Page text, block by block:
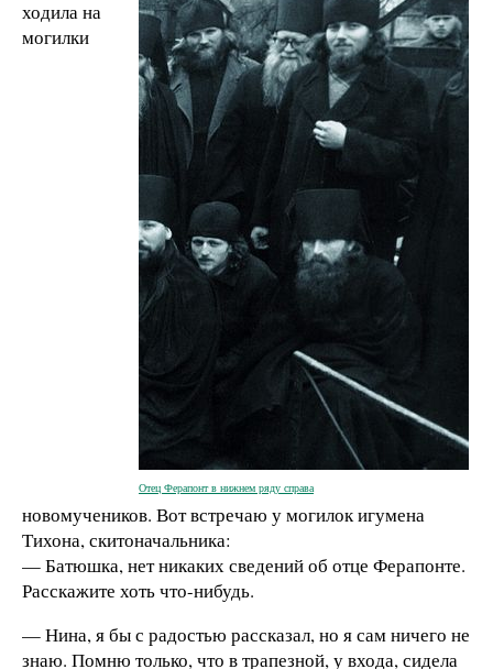
Отец Ферапонт в нижнем ряду справа
ходила на
могилки
новомучеников. Вот встречаю у могилок игумена
Тихона, скитоначальника:
— Батюшка, нет никаких сведений об отце Ферапонте.
Расскажите хоть что-нибудь.
— Нина, я бы с радостью рассказал, но я сам ничего не
знаю. Помню только, что в трапезной, у входа, сидела